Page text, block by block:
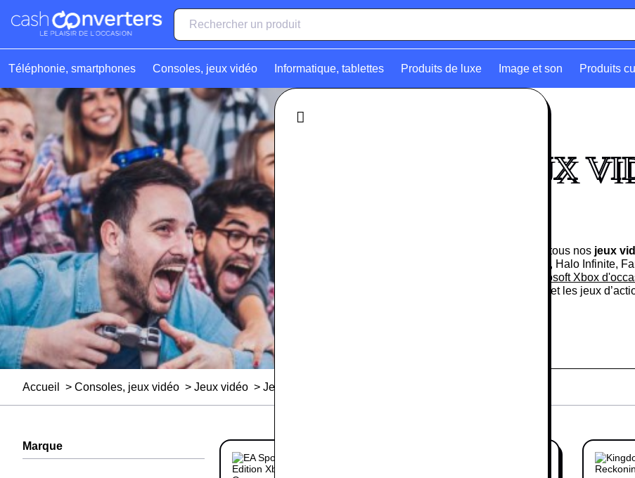
Téléphonie, smartphones Consoles, jeux vidéo Informatique, tablettes Produits de luxe Image et son Produits
Fermer
JEUX
Retrouvez tous nos jeux
Cyberpunk, Halo Infinite,
vidéo Microsoft Xbox
d’aventure et les jeux
Accueil Consoles, jeux vidéo Jeux vidéo Jeux vidéo Xbox
Marque